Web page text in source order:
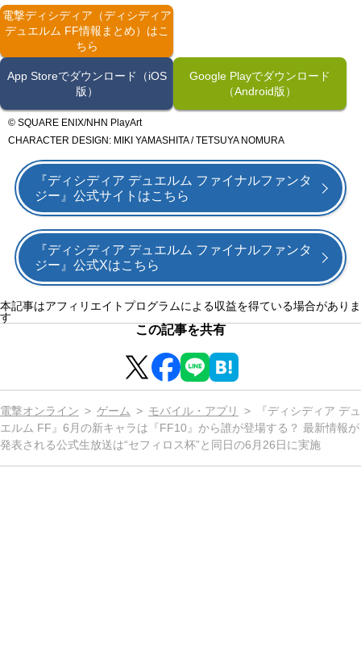
電撃ディシディア（ディシディア
デュエルム FF情報まとめ）はこ
ちら
App Storeでダウンロード（iOS
版）
Google Playでダウンロード
（Android版）
© SQUARE ENIX/NHN PlayArt
CHARACTER DESIGN: MIKI YAMASHITA / TETSUYA NOMURA
『ディシディア デュエルム ファイナルファンタ
ジー』公式サイトはこちら
『ディシディア デュエルム ファイナルファンタ
ジー』公式Xはこちら
本記事はアフィリエイトプログラムによる収益を得ている場合がありま
す
この記事を共有
電撃オンライン ゲーム モバイル・アプリ
『ディシディア デュ
エルム FF』6月の新キャラは『FF10』から誰が登場する？ 最新情報が
発表される公式生放送は“セフィロス杯”と同日の6月26日に実施